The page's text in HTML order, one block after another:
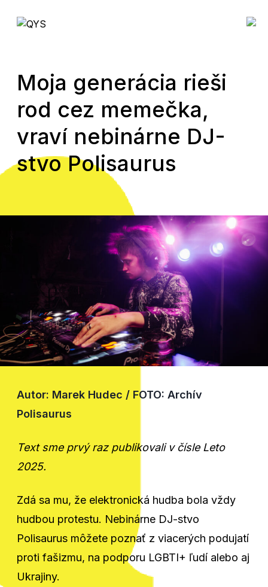
Moja generácia rieši
rod cez memečka,
vraví nebinárne DJ-
stvo Polisaurus
Autor: Marek Hudec / FOTO: Archív
Polisaurus
Text sme prvý raz publikovali v čísle Leto
2025.
Zdá sa mu, že elektronická hudba bola vždy
hudbou protestu. Nebinárne DJ-stvo
Polisaurus môžete poznať z viacerých podujatí
proti fašizmu, na podporu LGBTI+ ľudí alebo aj
Ukrajiny.